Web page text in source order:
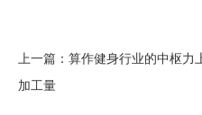
上一篇： 算作健身行业的中枢力
加工量